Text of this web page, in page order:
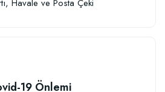
Havale ve Posta Çeki
19 Önlemi